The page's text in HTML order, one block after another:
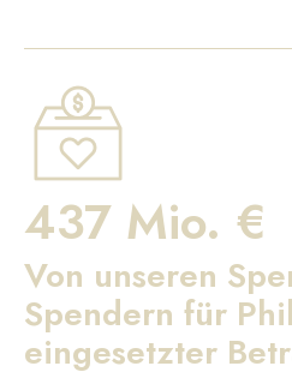
437 Mio. €
Von unseren
Spendern für
eingesetzter